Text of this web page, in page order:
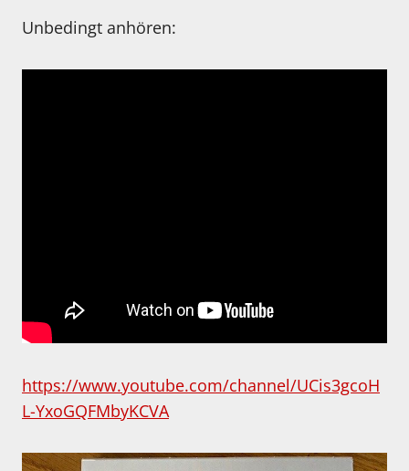
Unbedingt anhören:
https://www.youtube.com/channel/UCis3gcoH
L-YxoGQFMbyKCVA